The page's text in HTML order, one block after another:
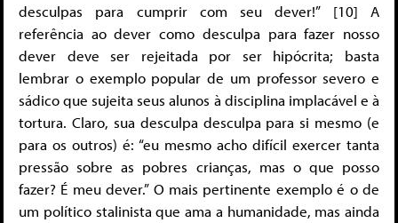
desculpas para cumprir com seu dever!” [10] A
referência ao dever como desculpa para fazer nosso
dever deve ser rejeitada por ser hipócrita; basta
lembrar o exemplo popular de um professor severo e
sádico que sujeita seus alunos à disciplina implacável e à
tortura. Claro, sua desculpa desculpa para si mesmo (e
para os outros) é: “eu mesmo acho difícil exercer tanta
pressão sobre as pobres crianças, mas o que posso
fazer? É meu dever.” O mais pertinente exemplo é o de
um político stalinista que ama a humanidade, mas ainda